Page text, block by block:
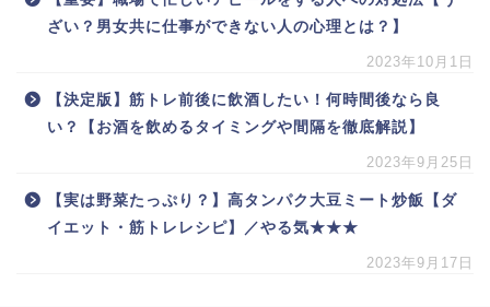
ざい？男女共に仕事ができない人の心理とは？】
2023年10月1日
【決定版】筋トレ前後に飲酒したい！何時間後なら良
い？【お酒を飲めるタイミングや間隔を徹底解説】
2023年9月25日
【実は野菜たっぷり？】高タンパク大豆ミート炒飯【ダ
イエット・筋トレレシピ】／やる気★★★
2023年9月17日